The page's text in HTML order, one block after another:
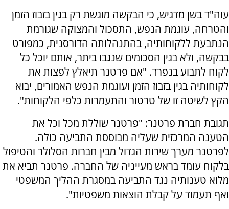
עוה"ד בשן מדגיש, כי הבקשה מוגשת רק בגין בזבוז הזמן
והטרחה, עוגמת הנפש, התסכול והמצוקה שגורמת
הנתבעת ללקוחותיה, בהתנהלותה הדורסנית, כמפורט
בבקשה, ולא בגין הסכומים שנגבו ביתר, אותם יוכל כל
לקוח לתבוע בנפרד. "אם פרטנר תיאלץ לפצות את
לקוחותיה בגין בזבוז הזמן ועוגמת הנפש האמורים, יבוא
הקץ לשיטה זו של טרטור והתעמרות כלפי הלקוחות".
תגובת חברת פרטנר: "פרטנר שוללת מכל וכל את
הטענה המרכזית שעליה מבוססת התביעה כולה.
לפרטנר מערך שירות הגדול מבין חברות הסלולר והטיפול
בלקוח עומד בראש מעייניה של החברה. פרטנר תביא את
מלוא טענותיה נגד התביעה במסגרת ההליך המשפטי
ואף תעמוד על קבלת הוצאות משפטיות".